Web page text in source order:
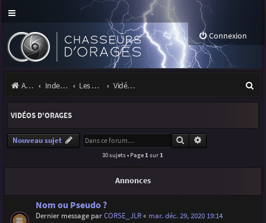
Connexion
Accueil Index du forum Les orages Vidéos d'orages
e
VIDÉOS D'ORAGES
Nouveau sujet Rechercher
30 sujets • Page 1 sur 1
Annonces
Nom ou Pseudo ?
Dernier message parCORSE_JLR« mar. déc. 29, 2020 19:14